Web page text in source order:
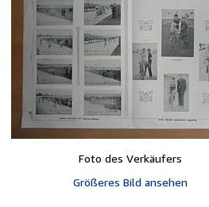
Foto des Verkäufers
Größeres Bild ansehen